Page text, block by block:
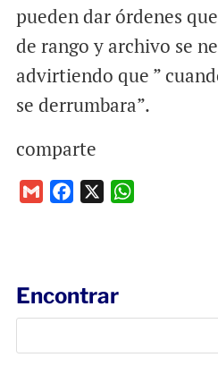
pueden dar órdenes
de rango y archivo se
advirtiendo que ”
se derrumbara”.
comparte
o
k
p
Encontrar